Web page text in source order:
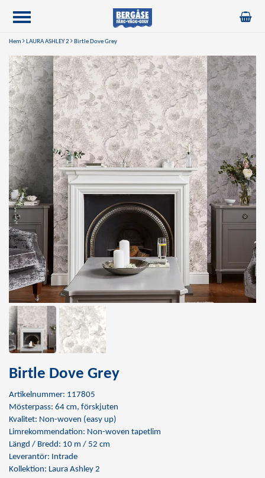
Hem LAURA ASHLEY 2 Birtle Dove Grey
Birtle Dove Grey
Artikelnummer: 117805
Mösterpass: 64 cm, förskjuten
Kvalitet: Non-woven (easy up)
Limrekommendation: Non-woven tapetlim
Längd / Bredd: 10 m / 52 cm
Leverantör: Intrade
Kollektion: Laura Ashley 2